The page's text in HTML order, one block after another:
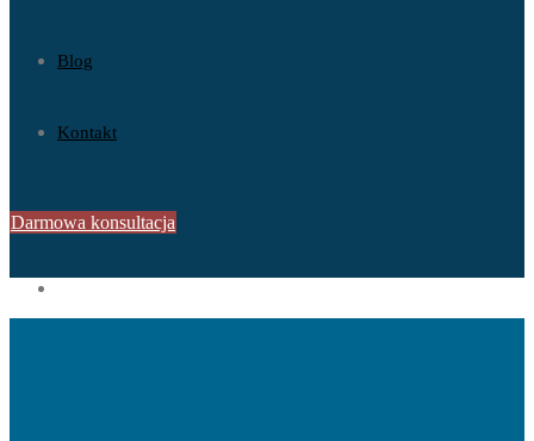
Blog
Kontakt
Darmowa konsultacja